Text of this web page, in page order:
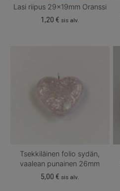
Lasi riipus 29x19mm Oranssi
1,20€ sis alv.
Tsekkiläinen folio sydän,
vaalean punainen 26mm
5,00€ sis alv.